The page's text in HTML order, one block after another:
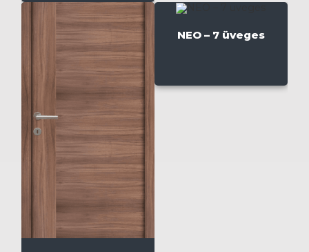
NEO – 7 üveges